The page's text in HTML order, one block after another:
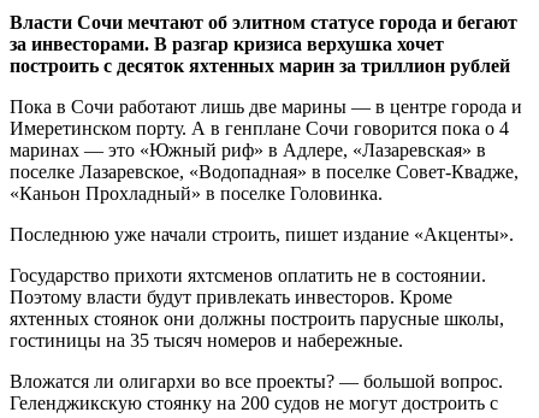
Власти Сочи мечтают об элитном статусе города и бегают
за инвесторами. В разгар кризиса верхушка хочет
построить с десяток яхтенных марин за триллион рублей
Пока в Сочи работают лишь две марины — в центре города и
Имеретинском порту. А в генплане Сочи говорится пока о 4
маринах — это «Южный риф» в Адлере, «Лазаревская» в
поселке Лазаревское, «Водопадная» в поселке Совет-Квадже,
«Каньон Прохладный» в поселке Головинка.
Последнюю уже начали строить, пишет издание «Акценты».
Государство прихоти яхтсменов оплатить не в состоянии.
Поэтому власти будут привлекать инвесторов. Кроме
яхтенных стоянок они должны построить парусные школы,
гостиницы на 35 тысяч номеров и набережные.
Вложатся ли олигархи во все проекты? — большой вопрос.
Геленджикскую стоянку на 200 судов не могут достроить с